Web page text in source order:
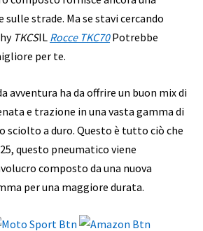
strade. Ma se stavi cercando
TKCSIL Rocce TKC70Potrebbe
per te.
avventura ha da offrire un buon mix di
e trazione in una vasta gamma di
sciolto a duro. Questo è tutto ciò che
questo pneumatico viene
composto da una nuova
per una maggiore durata.